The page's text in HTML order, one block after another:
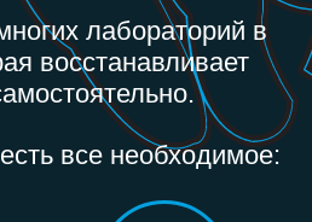
лабораторий в
восстанавливает
все необходимое: